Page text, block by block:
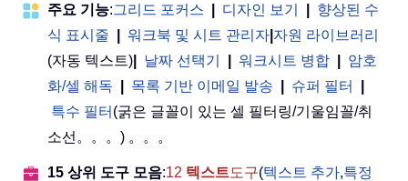
주요 기능:그리드 포커스 디자인 보기
향상된 수
식 표시줄
워크북 및 시트 관리자 자원 라이브러리
(자동 텍스트)
날짜 선택기 워크시트 병합
암호
화/셀 해독
목록 기반 이메일 발송 슈퍼 필터
특수 필터 (굵은 글꼴이 있는 셀 필터링/기울임꼴/취
소선。。。) 。。。
15 상위 도구 모음:12 텍스트도구(텍스트 추가,특정